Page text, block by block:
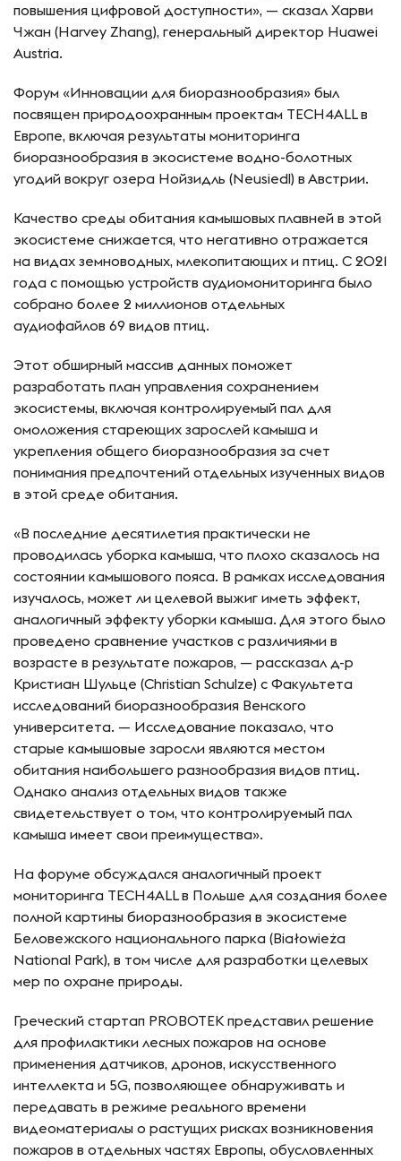
повышения цифровой доступности», — сказал Харви
Чжан (Harvey Zhang), генеральный директор Huawei
Austria.
Форум «Инновации для биоразнообразия» был
посвящен природоохранным проектам TECH4ALL в
Европе, включая результаты мониторинга
биоразнообразия в экосистеме водно-болотных
угодий вокруг озера Нойзидль (Neusiedl) в Австрии.
Качество среды обитания камышовых плавней в этой
экосистеме снижается, что негативно отражается
на видах земноводных, млекопитающих и птиц. С 2021
года с помощью устройств аудиомониторинга было
собрано более 2 миллионов отдельных
аудиофайлов 69 видов птиц.
Этот обширный массив данных поможет
разработать план управления сохранением
экосистемы, включая контролируемый пал для
омоложения стареющих зарослей камыша и
укрепления общего биоразнообразия за счет
понимания предпочтений отдельных изученных видов
в этой среде обитания.
«В последние десятилетия практически не
проводилась уборка камыша, что плохо сказалось на
состоянии камышового пояса. В рамках исследования
изучалось, может ли целевой выжиг иметь эффект,
аналогичный эффекту уборки камыша. Для этого было
проведено сравнение участков с различиями в
возрасте в результате пожаров, — рассказал д-р
Кристиан Шульце (Christian Schulze) с Факультета
исследований биоразнообразия Венского
университета. — Исследование показало, что
старые камышовые заросли являются местом
обитания наибольшего разнообразия видов птиц.
Однако анализ отдельных видов также
свидетельствует о том, что контролируемый пал
камыша имеет свои преимущества».
На форуме обсуждался аналогичный проект
мониторинга TECH4ALL в Польше для создания более
полной картины биоразнообразия в экосистеме
Беловежского национального парка (Białowieża
National Park), в том числе для разработки целевых
мер по охране природы.
Греческий стартап PROBOTEK представил решение
для профилактики лесных пожаров на основе
применения датчиков, дронов, искусственного
интеллекта и 5G, позволяющее обнаруживать и
передавать в режиме реального времени
видеоматериалы о растущих рисках возникновения
пожаров в отдельных частях Европы, обусловленных